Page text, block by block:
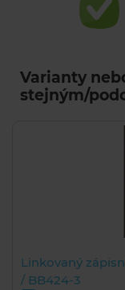
Varianty
stejným/
Linkovaný
/ BB424-3